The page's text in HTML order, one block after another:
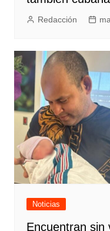
Redacción
Noticias
Encuentran sin